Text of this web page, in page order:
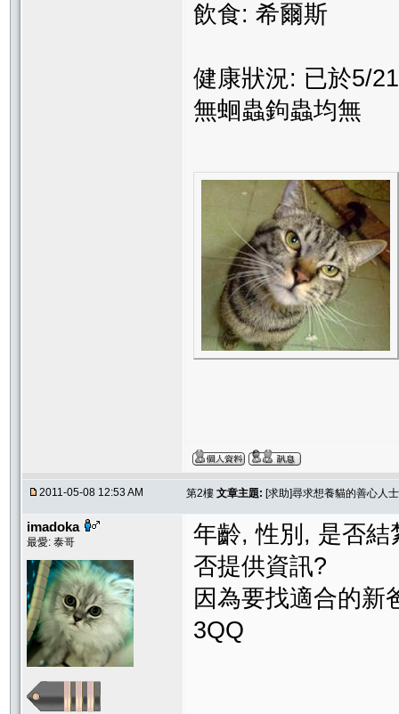
飲食: 希爾斯
健康狀況: 已於5/
無蛔蟲鉤蟲均無
2011-05-08 12:53 AM 第2樓 文章主題: [求助]尋求想養貓的善心人
imadoka
最愛: 泰哥
年齡, 性別, 是否
否提供資訊?
因為要找適合的新
3QQ